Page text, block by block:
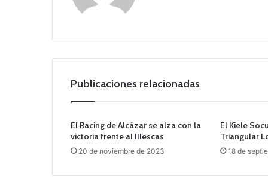
Publicaciones relacionadas
El Racing de Alcázar se alza con la
victoria frente al Illescas
20 de noviembre de 2023
El Kiele
Triangular
18 de